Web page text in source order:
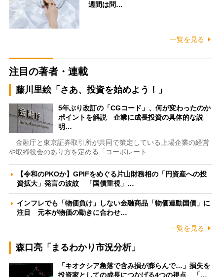
週間は問…
一覧を見る
注目の著者・連載
藤川里絵「さあ、投資を始めよう！」
5年ぶり改訂の「CGコード」、何が変わったのか
ポイントを解説 企業に成長投資の具体的な説
明…
金融庁と東京証券取引所が共同で策定している上場企業の経営
や取締役会のあり方を定める「コーポレート…
【令和のPKOか】GPIFをめぐる片山財務相の「円資産への投
資拡大」発言の波紋 「国債重視」…
インフレでも「物価負け」しない金融商品「物価連動国債」に
注目 元本が物価の動きに合わせ…
一覧を見る
森口亮「まるわかり市況分析」
「キオクシア急落で含み損が膨らんで…」損失を
投資家としての成長につなげる4つの視点 「…